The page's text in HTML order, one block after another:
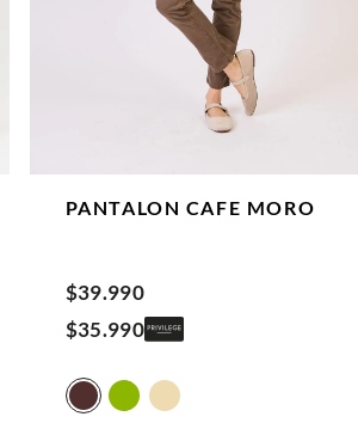
PANTALON CAFE MORO
$39.990
$35.990